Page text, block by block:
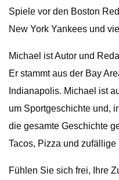
Spiele vor den Boston
New York Yankees und
Michael ist Autor und
Er stammt aus der Bay
Indianapolis. Michael ist
um Sportgeschichte und,
die gesamte Geschichte
Tacos, Pizza und zufällige
Fühlen Sie sich frei, Ihre